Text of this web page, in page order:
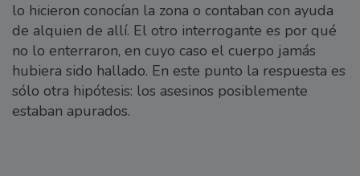
lo hicieron conocían la zona o contaban con ayuda
de alquien de allí. El otro interrogante es por qué
no lo enterraron, en cuyo caso el cuerpo jamás
hubiera sido hallado. En este punto la respuesta es
sólo otra hipótesis: los asesinos posiblemente
estaban apurados.